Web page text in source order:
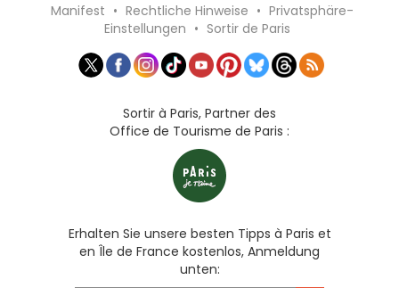
Manifest • Rechtliche Hinweise • Privatsphäre-
Einstellungen • Sortir de Paris
Sortir à Paris, Partner des
Office de Tourisme de Paris :
Erhalten Sie unsere besten Tipps à Paris et
en Île de France kostenlos, Anmeldung
unten: